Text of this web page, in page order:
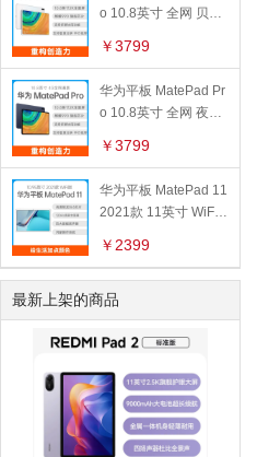
o 10.8英寸 全网 贝母
￥3799
华为平板 MatePad Pr
o 10.8英寸 全网 夜阑
￥3799
华为平板 MatePad 11
2021款 11英寸 WiFi
￥2399
最新上架的商品